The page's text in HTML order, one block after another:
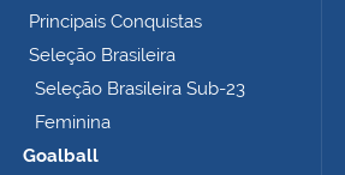
Principais Conquistas
Seleção Brasileira
Seleção Brasileira Sub-23
Feminina
Goalball